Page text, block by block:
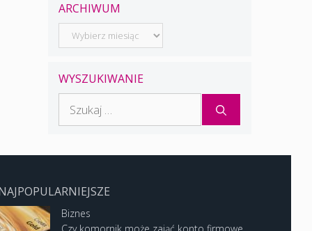
ARCHIWUM
Archiwum
WYSZUKIWANIE
Biznes